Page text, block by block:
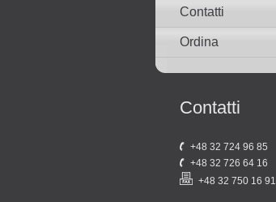
Contatti
Ordina
Contatti
+48 32 724 96 85
+48 32 726 64 16
+48 32 750 16 91